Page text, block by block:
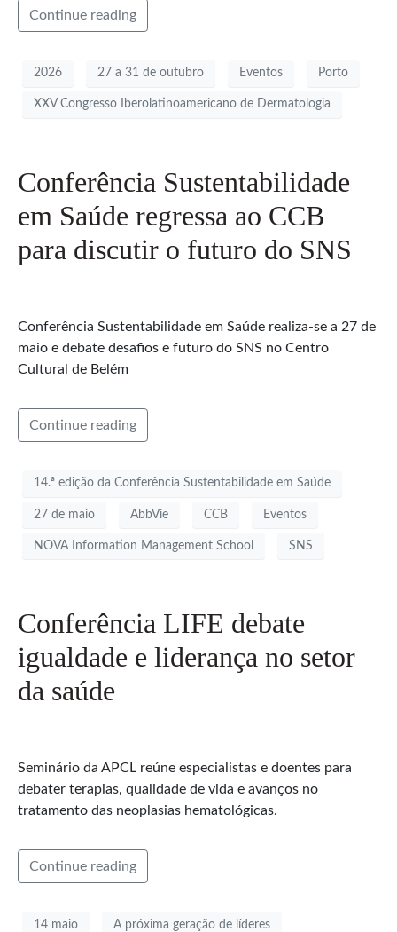
Continue reading
2026 27 a 31 de outubro Eventos Porto
XXV Congresso Iberolatinoamericano de Dermatologia
Conferência Sustentabilidade
em Saúde regressa ao CCB
para discutir o futuro do SNS
Conferência Sustentabilidade em Saúde realiza-se a 27 de
maio e debate desafios e futuro do SNS no Centro
Cultural de Belém
Continue reading
14.ª edição da Conferência Sustentabilidade em Saúde
27 de maio AbbVie CCB Eventos
NOVA Information Management School SNS
Conferência LIFE debate
igualdade e liderança no setor
da saúde
Seminário da APCL reúne especialistas e doentes para
debater terapias, qualidade de vida e avanços no
tratamento das neoplasias hematológicas.
Continue reading
14 maio A próxima geração de líderes